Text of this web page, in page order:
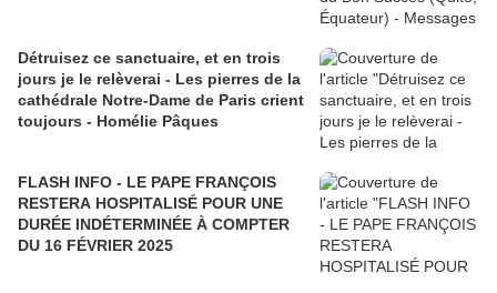
Détruisez ce sanctuaire, et en trois
jours je le relèverai - Les pierres de la
cathédrale Notre-Dame de Paris crient
toujours - Homélie Pâques
FLASH INFO - LE PAPE FRANÇOIS
RESTERA HOSPITALISÉ POUR UNE
DURÉE INDÉTERMINÉE À COMPTER
DU 16 FÉVRIER 2025